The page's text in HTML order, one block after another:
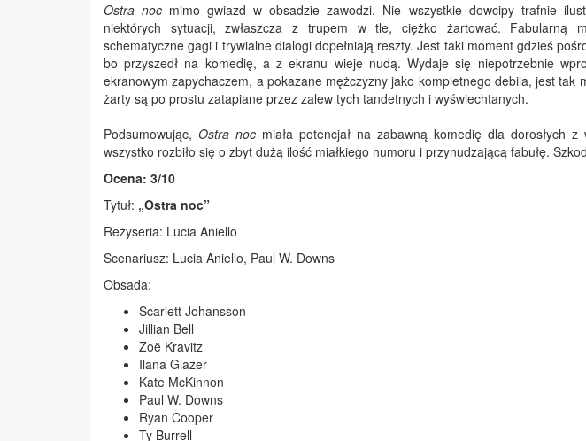
Ostra noc mimo gwiazd w obsadzie zawodzi. Nie wszystkie dowcipy trafnie
niektórych sytuacji, zwłaszcza z trupem w tle, ciężko żartować. Fabularną
schematyczne gagi i trywialne dialogi dopełniają reszty. Jest taki moment gdzieś
bo przyszedł na komedię, a z ekranu wieje nudą. Wydaje się niepotrzebnie
ekranowym zapychaczem, a pokazane mężczyzny jako kompletnego debila, jest tak
żarty są po prostu zatapiane przez zalew tych tandetnych i wyświechtanych.
Podsumowując, Ostra noc miała potencjał na zabawną komedię dla dorosłych
wszystko rozbiło się o zbyt dużą ilość miałkiego humoru i przynudzającą fabułę.
Ocena: 3/10
Tytuł: „Ostra noc”
Reżyseria: Lucia Aniello
Scenariusz: Lucia Aniello, Paul W. Downs
Obsada:
Scarlett Johansson
Jillian Bell
Zoë Kravitz
Ilana Glazer
Kate McKinnon
Paul W. Downs
Ryan Cooper
Ty Burrell